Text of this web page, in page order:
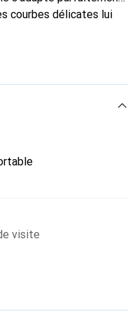
courbes délicates lui
smartphone.
un choix sûr pour une
visite